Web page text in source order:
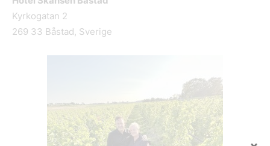
Kyrkogatan 2
269 33 Båstad, Sverige